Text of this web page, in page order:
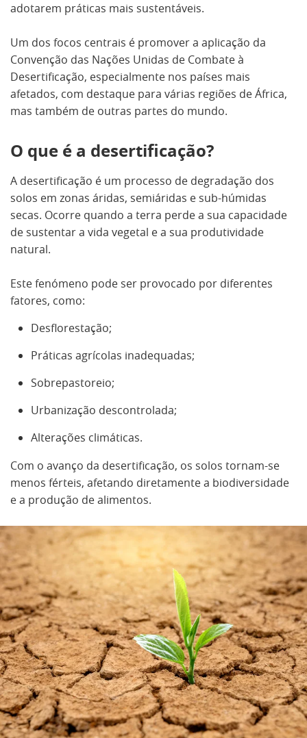
adotarem práticas mais sustentáveis.
Um dos focos centrais é promover a aplicação da
Convenção das Nações Unidas de Combate à
Desertificação, especialmente nos países mais
afetados, com destaque para várias regiões de África,
mas também de outras partes do mundo.
O que é a desertificação?
A desertificação é um processo de degradação dos
solos em zonas áridas, semiáridas e sub-húmidas
secas. Ocorre quando a terra perde a sua capacidade
de sustentar a vida vegetal e a sua produtividade
natural.
Este fenómeno pode ser provocado por diferentes
fatores, como:
Desflorestação;
Práticas agrícolas inadequadas;
Sobrepastoreio;
Urbanização descontrolada;
Alterações climáticas.
Com o avanço da desertificação, os solos tornam-se
menos férteis, afetando diretamente a biodiversidade
e a produção de alimentos.